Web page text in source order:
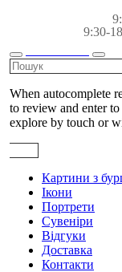
9:30-
When autocomplete
to review and enter
explore by touch or
Картини з
Ікони
Портрети
Сувеніри
Відгуки
Доставка
Контакти